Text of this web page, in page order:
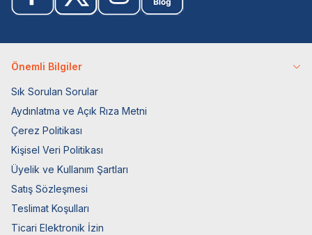
Önemli Bilgiler
Sık Sorulan Sorular
Aydınlatma ve Açık Rıza Metni
Çerez Politikası
Kişisel Veri Politikası
Üyelik ve Kullanım Şartları
Satış Sözleşmesi
Teslimat Koşulları
Ticari Elektronik İzin